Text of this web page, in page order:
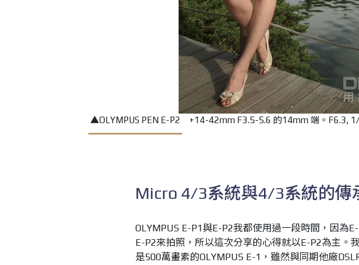
▲OLYMPUS PEN E-P2 +14-42mm F3.5-5.6 的14mm 端。F6.3,
Micro 4/3系統與4/3系統的傳
OLYMPUS E-P1與E-P2我都使用過一段時間，因為
E-P2來拍照，所以這次分享的心得就以E-P2為主。
是500萬畫素的OLYMPUS E-1，雖然與同期他廠